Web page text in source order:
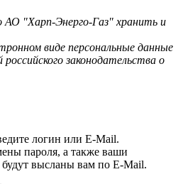
АО "Харп-Энерго-Газ" хранить и
виде персональные данные
законодательства о
логин или E-Mail.
пароля, а также ваши
высланы вам по E-Mail.